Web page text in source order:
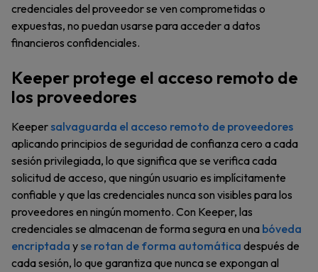
credenciales del proveedor se ven comprometidas o
expuestas, no puedan usarse para acceder a datos
financieros confidenciales.
Keeper protege el acceso remoto de
los proveedores
Keeper salvaguarda el acceso remoto de proveedores
aplicando principios de seguridad de confianza cero a cada
sesión privilegiada, lo que significa que se verifica cada
solicitud de acceso, que ningún usuario es implícitamente
confiable y que las credenciales nunca son visibles para los
proveedores en ningún momento. Con Keeper, las
credenciales se almacenan de forma segura en una bóveda
encriptada y se rotan de forma automática después de
cada sesión, lo que garantiza que nunca se expongan al